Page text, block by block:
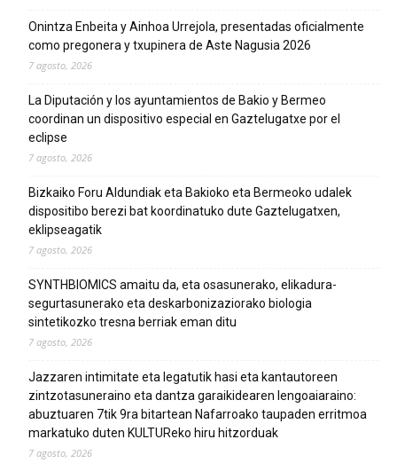
Onintza Enbeita y Ainhoa Urrejola, presentadas oficialmente
como pregonera y txupinera de Aste Nagusia 2026
7 agosto, 2026
La Diputación y los ayuntamientos de Bakio y Bermeo
coordinan un dispositivo especial en Gaztelugatxe por el
eclipse
7 agosto, 2026
Bizkaiko Foru Aldundiak eta Bakioko eta Bermeoko udalek
dispositibo berezi bat koordinatuko dute Gaztelugatxen,
eklipseagatik
7 agosto, 2026
SYNTHBIOMICS amaitu da, eta osasunerako, elikadura-
segurtasunerako eta deskarbonizaziorako biologia
sintetikozko tresna berriak eman ditu
7 agosto, 2026
Jazzaren intimitate eta legatutik hasi eta kantautoreen
zintzotasuneraino eta dantza garaikidearen lengoaiaraino:
abuztuaren 7tik 9ra bitartean Nafarroako taupaden erritmoa
markatuko duten KULTUReko hiru hitzorduak
7 agosto, 2026